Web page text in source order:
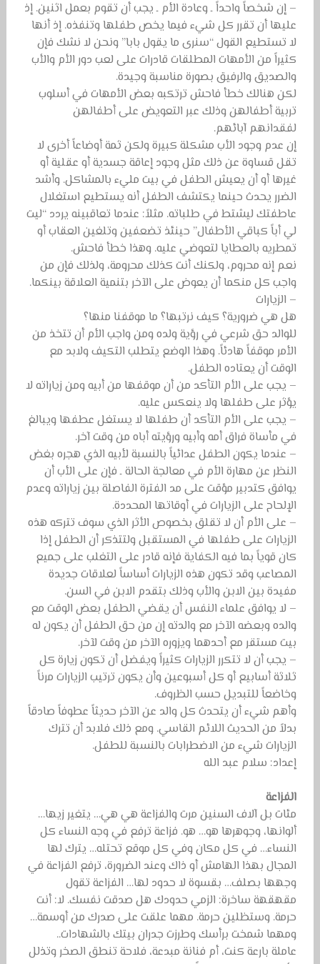
– إن شخصاً واحداً ـ وعادة الأم ـ يجب أن تقوم بعمل اثنين. إذ
عليها أن تقرر كل شيء فيما يخص طفلها وتنفذه. إذ أنها
لا تستطيع القول “سنرى ما يقول بابا” ونحن لا نشك فإن
كثيراً من الأمهات المطلقات قادرات على لعب دور الأم والأب
والصديق والرفيق بصورة مناسبة وجيدة.
لكن هنالك خطأ فاحش ترتكبه بعض الأمهات في أسلوب
تربية أطفالهن وذلك عبر التعويض على أطفالهن
لفقدانهم آبائهم.
إن عدم وجود الأب مشكلة كبيرة ولكن ثمة أوضاعاً أخرى لا
تقل قساوة عن ذلك مثل وجود إعاقة جسدية أو عقلية أو
غيرها أو أن يعيش الطفل في بيت مليء بالمشاكل. وأشد
الضرر يحدث حينما يكتشف الطفل أنه يستطيع استغلال
عاطفتك ليشتط في طلباته. مثلاً: عندما تعاقبينه يردد “ليت
لي أباً كباقي الأطفال” حينئذ تضعفين وتلغين العقاب أو
تمطريه بالعطايا لتعوضي عليه. وهذا خطأ فاحش.
نعم إنه محروم، ولكنك أنت كذلك محرومة، ولذلك فإن من
واجب كل منكما أن يعوض على الآخر بتنمية العلاقة بينكما.
– الزيارات
هل هي ضرورية؟ كيف نرتبها؟ ما موقفنا منها؟
للوالد حق شرعي في رؤية ولده ومن واجب الأم أن تتخذ من
الأمر موقفاً هادئاً. وهذا الوضع يتطلب التكيف ولابد مع
الوقت أن يعتاده الطفل.
– يجب على الأم التأكد من أن موقفها من أبيه ومن زياراته لا
يؤثر على طفلها ولا ينعكس عليه.
– يجب على الأم التأكد أن طفلها لا يستغل عطفها ويبالغ
في مأساة فراق أمه وأبيه ورؤيته أباه من وقت آخر.
– عندما يكون الطفل عدائياً بالنسبة لأبيه الذي هجره بغض
النظر عن مهارة الأم في معالجة الحالة ـ فإن على الأب أن
يوافق كتدبير مؤقت على مد الفترة الفاصلة بين زياراته وعدم
الإلحاح على الزيارات في أوقاتها المحددة.
– على الأم أن لا تقلق بخصوص الأثر الذي سوف تتركه هذه
الزيارات على طفلها في المستقبل ولتتذكر أن الطفل إذا
كان قوياً بما فيه الكفاية فإنه قادر على التغلب على جميع
المصاعب وقد تكون هذه الزيارات أساساً لعلاقات جديدة
مفيدة بين الابن والأب وذلك بتقدم الابن في السن.
– لا يوافق علماء النفس أن يقضي الطفل بعض الوقت مع
والده وبعضه الآخر مع والدته إن من حق الطفل أن يكون له
بيت مستقر مع أحدهما ويزوره الآخر من وقت لآخر.
– يجب أن لا تتكرر الزيارات كثيراً ويفضل أن تكون زيارة كل
ثلاثة أسابيع أو كل أسبوعين وأن يكون ترتيب الزيارات مرناً
وخاضعاً للتبديل حسب الظروف.
وأهم شيء أن يتحدث كل والد عن الآخر حديثاً عطوفاً صادقاً
بدلاً من الحديث اللائم القاسي. ومع ذلك فلابد أن تترك
الزيارات شيء من الاضطرابات بالنسبة للطفل.
إعداد: سلام عبد الله
الفزاعة
مئات بل آلاف السنين مرت والفزاعة هي هي… يتغير زيها…
ألوانها، وجوهرها هو… هو. فزاعة ترفع في وجه النساء كل
النساء… في كل مكان وفي كل موقع تحتله… يترك لها
المجال بهذا الهامش أو ذاك وعند الضرورة، ترفع الفزاعة في
وجهها بصلف… بقسوة لا حدود لها… الفزاعة تقول
مقهقهة ساخرة: الزمي حدودك هل صدقت نفسك. لا: أنت
حرمة. وستظلين حرمة. مهما علقت على صدرك من أوسمة…
ومهما شمخت برأسك وطرزت جدران بيتك بالشهادات..
عاملة بارعة كنت، أم فنانة مبدعة، فلاحة تنطق الصخر وتذلل